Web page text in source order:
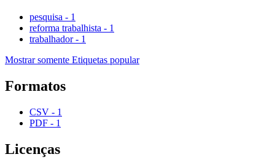
pesquisa - 1
reforma trabalhista - 1
trabalhador - 1
Mostrar somente Etiquetas popular
Formatos
CSV - 1
PDF - 1
Licenças